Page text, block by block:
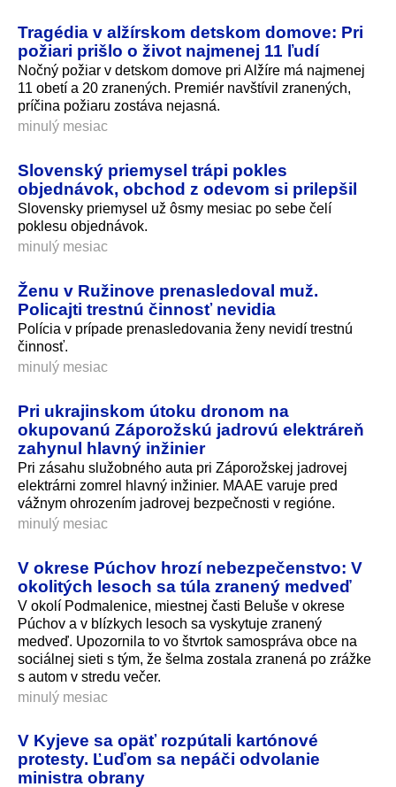
Tragédia v alžírskom detskom domove: Pri
požiari prišlo o život najmenej 11 ľudí
Nočný požiar v detskom domove pri Alžíre má najmenej
11 obetí a 20 zranených. Premiér navštívil zranených,
príčina požiaru zostáva nejasná.
minulý mesiac
Slovenský priemysel trápi pokles
objednávok, obchod z odevom si prilepšil
Slovensky priemysel už ôsmy mesiac po sebe čelí
poklesu objednávok.
minulý mesiac
Ženu v Ružinove prenasledoval muž.
Policajti trestnú činnosť nevidia
Polícia v prípade prenasledovania ženy nevidí trestnú
činnosť.
minulý mesiac
Pri ukrajinskom útoku dronom na
okupovanú Záporožskú jadrovú elektráreň
zahynul hlavný inžinier
Pri zásahu služobného auta pri Záporožskej jadrovej
elektrárni zomrel hlavný inžinier. MAAE varuje pred
vážnym ohrozením jadrovej bezpečnosti v regióne.
minulý mesiac
V okrese Púchov hrozí nebezpečenstvo: V
okolitých lesoch sa túla zranený medveď
V okolí Podmalenice, miestnej časti Beluše v okrese
Púchov a v blízkych lesoch sa vyskytuje zranený
medveď. Upozornila to vo štvrtok samospráva obce na
sociálnej sieti s tým, že šelma zostala zranená po zrážke
s autom v stredu večer.
minulý mesiac
V Kyjeve sa opäť rozpútali kartónové
protesty. Ľuďom sa nepáči odvolanie
ministra obrany